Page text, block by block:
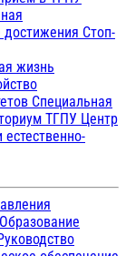
Стоп-
жизнь
Специальная
ТГПУ Центр
Образование